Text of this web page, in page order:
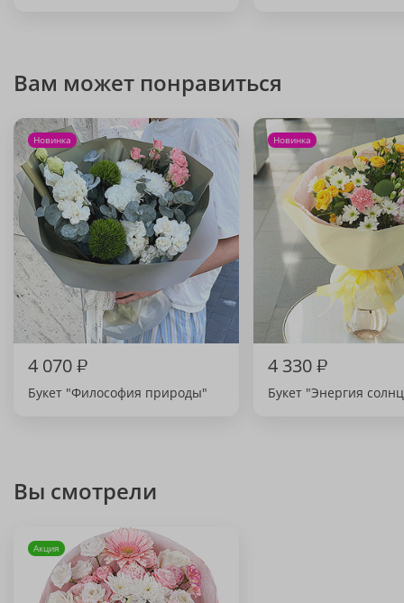
Вам может понравиться
Новинка
4 070₽
Букет "Философия природы"
Новинка
4 330₽
Букет "Энергия
Вы смотрели
Акция